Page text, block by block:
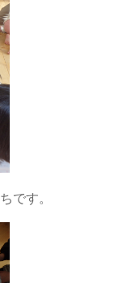
です。